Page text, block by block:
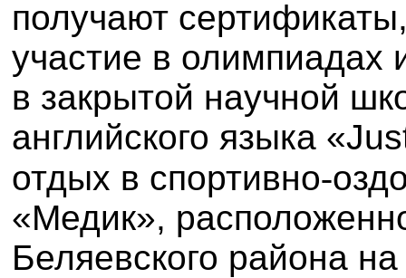
получают
участие в олимпиадах
в закрытой научной
английского языка
отдых в спортивно‑
«Медик»,
Беляевского района